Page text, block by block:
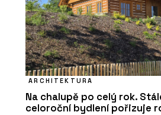
ARCHITEKTURA
Na chalupě po celý rok.
celoroční bydlení pořizuje